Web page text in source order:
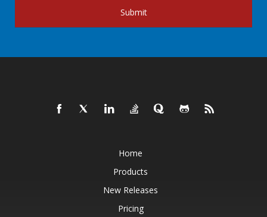
Submit
Home
Products
New Releases
Pricing